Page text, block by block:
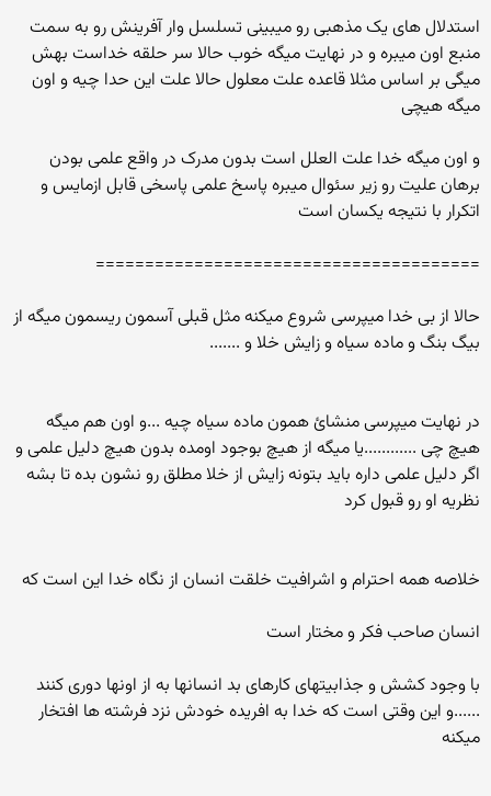
استدلال های یک مذهبی رو میبینی تسلسل وار آفرینش رو به سمت
منبع اون میبره و در نهایت میگه خوب حالا سر حلقه خداست بهش
میگی بر اساس مثلا قاعده علت معلول حالا علت این حدا چیه و اون
میگه هیچی
و اون میگه خدا علت العلل است بدون مدرک در واقع علمی بودن
برهان علیت رو زیر سئوال میبره پاسخ علمی پاسخی قابل ازمایس و
اتکرار با نتیجه یکسان است
=======================================
حالا از بی خدا میپرسی شروع میکنه مثل قبلی آسمون ریسمون میگه از
بیگ بنگ و ماده سیاه و زایش خلا و .......
در نهایت میپرسی منشائ همون ماده سیاه چیه ...و اون هم میگه
هیچ چی ............یا میگه از هیچ بوجود اومده بدون هیچ دلیل علمی و
اگر دلیل علمی داره باید بتونه زایش از خلا مطلق رو نشون بده تا بشه
نظریه او رو قبول کرد
خلاصه همه احترام و اشرافیت خلقت انسان از نگاه خدا این است که
انسان صاحب فکر و مختار است
با وجود کشش و جذابیتهای کارهای بد انسانها به از اونها دوری کنند
......و این وقتی است که خدا به افریده خودش نزد فرشته ها افتخار
میکنه